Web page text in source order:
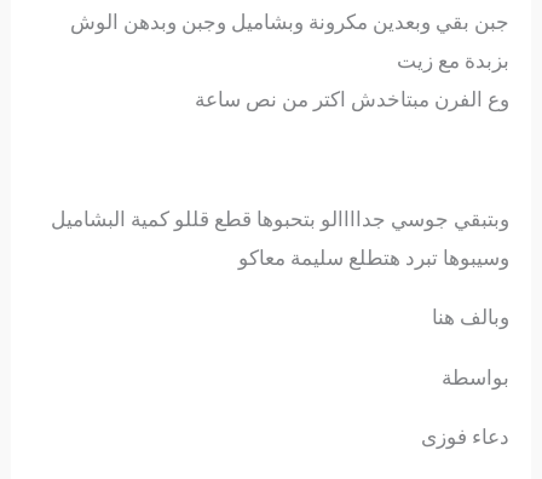
جبن بقي وبعدين مكرونة وبشاميل وجبن وبدهن الوش
بزبدة مع زيت
وع الفرن مبتاخدش اكتر من نص ساعة
وبتبقي جوسي جداااالو بتحبوها قطع قللو كمية البشاميل
وسيبوها تبرد هتطلع سليمة معاكو
وبالف هنا
بواسطة
دعاء فوزى